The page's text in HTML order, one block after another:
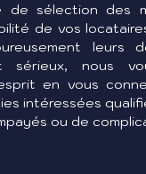
de sélection des
de vos
leurs
sérieux, nous
en vous
intéressées
ou de